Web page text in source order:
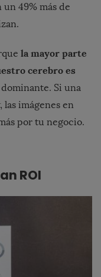
49% más de
la mayor parte
cerebro es
Si una
, las imágenes en
por tu negocio.
ROI